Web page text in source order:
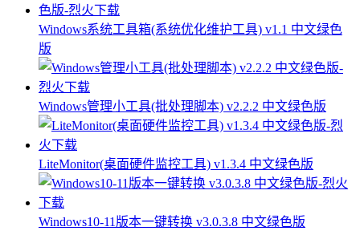
Windows系统工具箱(系统优化维护工具) v1.1 中文绿色
版
Windows管理小工具(批处理脚本) v2.2.2 中文绿色版
LiteMonitor(桌面硬件监控工具) v1.3.4 中文绿色版
Windows10-11版本一键转换 v3.0.3.8 中文绿色版